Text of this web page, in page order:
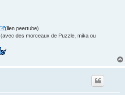
(lien peertube)
(avec des morceaux de Puzzle, mika ou